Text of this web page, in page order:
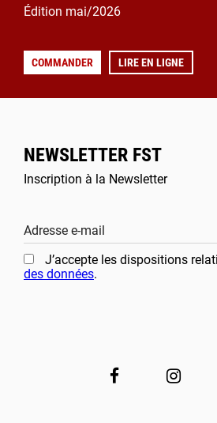
Édition mai/2026
COMMANDER LIRE EN LIGNE
NEWSLETTER FST
Inscription à la Newsletter
Adresse e-mail
J’accepte les dispositions
des données.